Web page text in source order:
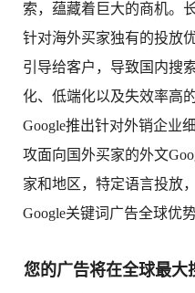
索，蕴藏着巨大的商机。
针对海外买家独有的投放
引导给客户，导致国内搜
化、低端化以及失效率高
Google推出针对外销企业
攻面向国外买家的外文
家和地区，特定语言投放
Google关键词广告全球优势
您的广告将在全球最大